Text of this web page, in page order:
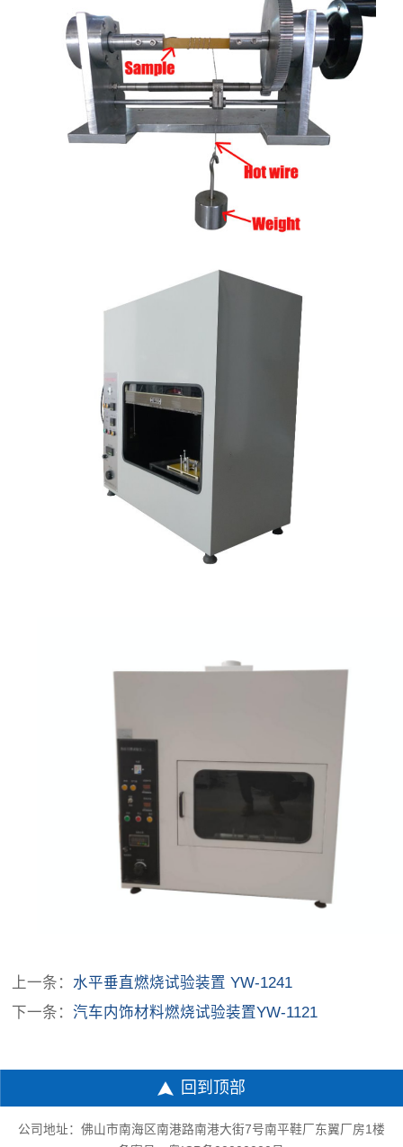
上一条： 水平垂直燃烧试验装置 YW-1241
下一条：汽车内饰材料燃烧试验装置YW-1121
回到顶部
公司地址：佛山市南海区南港路南港大街7号南平鞋厂东翼厂房1楼